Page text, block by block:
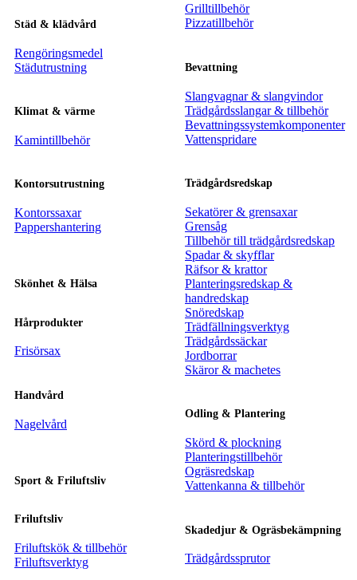
Städ & klädvård
Rengöringsmedel
Städutrustning
Klimat & värme
Kamintillbehör
Kontorsutrustning
Kontorssaxar
Pappershantering
Skönhet & Hälsa
Hårprodukter
Frisörsax
Handvård
Nagelvård
Sport & Friluftsliv
Friluftsliv
Friluftskök & tillbehör
Friluftsverktyg
Grilltillbehör
Pizzatillbehör
Bevattning
Slangvagnar & slangvindor
Trädgårdsslangar & tillbehör
Bevattningssystemkomponenter
Vattenspridare
Trädgårdsredskap
Sekatörer & grensaxar
Grensåg
Tillbehör till trädgårdsredskap
Spadar & skyfflar
Räfsor & krattor
Planteringsredskap &
handredskap
Snöredskap
Trädfällningsverktyg
Trädgårdssäckar
Jordborrar
Skäror & machetes
Odling & Plantering
Skörd & plockning
Planteringstillbehör
Ogräsredskap
Vattenkanna & tillbehör
Skadedjur & Ogräsbekämpning
Trädgårdssprutor